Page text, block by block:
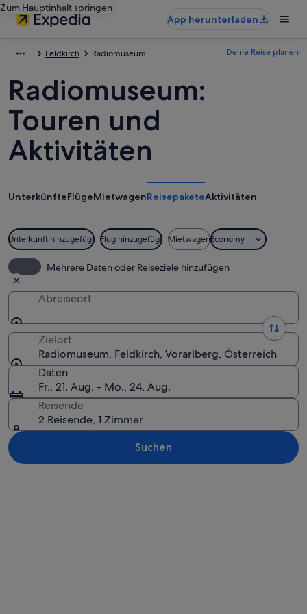
Zum Hauptinhalt springen
App herunterladen
Feldkirch Radiomuseum Deine Reise planen
Radiomuseum:
Touren und
Aktivitäten
UnterkünfteFlügeMietwagenReisepaketeAktivitäten
Unterkunft hinzugefügt Flug hinzugefügt MietwagenEconomy
Mehrere Daten oder Reiseziele hinzufügen
Abreiseort
Zielort
Radiomuseum, Feldkirch, Vorarlberg, Österreich
Daten
Fr., 21. Aug. - Mo., 24. Aug.
Reisende
2 Reisende, 1 Zimmer
Suchen